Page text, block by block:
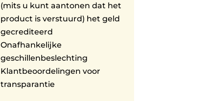
(mits u kunt aantonen dat het
product is verstuurd) het geld
gecrediteerd
Onafhankelijke
geschillenbeslechting
Klantbeoordelingen voor
transparantie